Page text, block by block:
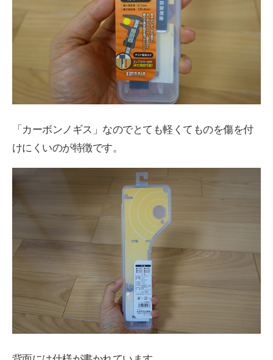
「カーボンノギス」なのでとても軽くてものを傷を付
けにくいのが特徴です。